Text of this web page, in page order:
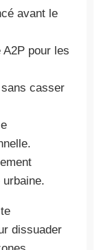
avant le
A2P pour les
casser
dissuader